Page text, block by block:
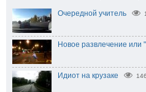
Очередной учитель
Новое развлечение или
Идиот на крузаке